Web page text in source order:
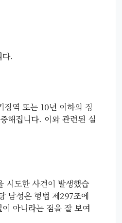
.
역 또는 10년 이하의 징
해집니다. 이와 관련된 실
시도한 사건이 발생했습
남성은 형법 제297조에
아니라는 점을 잘 보여